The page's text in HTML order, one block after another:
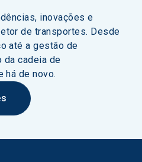
inovações e
de transportes. Desde
até a gestão de
da cadeia de
há de novo.